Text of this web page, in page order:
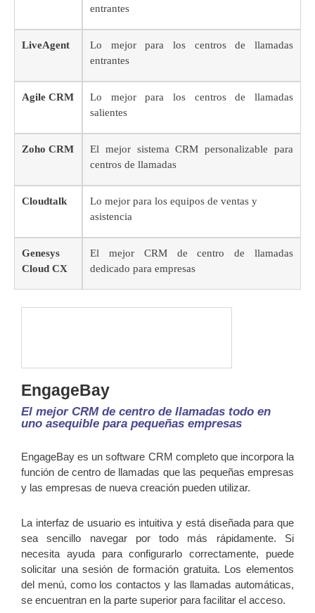
entrantes
LiveAgent
Lo mejor para los centros de llamadas
entrantes
Agile CRM
Lo mejor para los centros de llamadas
salientes
Zoho CRM
El mejor sistema CRM personalizable para
centros de llamadas
Cloudtalk
Lo mejor para los equipos de ventas y
asistencia
Genesys
Cloud CX
El mejor CRM de centro de llamadas
dedicado para empresas
EngageBay
El mejor CRM de centro de llamadas todo en
uno asequible para pequeñas empresas
EngageBay es un software CRM completo que incorpora la
función de centro de llamadas que las pequeñas empresas
y las empresas de nueva creación pueden utilizar.
La interfaz de usuario es intuitiva y está diseñada para que
sea sencillo navegar por todo más rápidamente. Si
necesita ayuda para configurarlo correctamente, puede
solicitar una sesión de formación gratuita. Los elementos
del menú, como los contactos y las llamadas automáticas,
se encuentran en la parte superior para facilitar el acceso.